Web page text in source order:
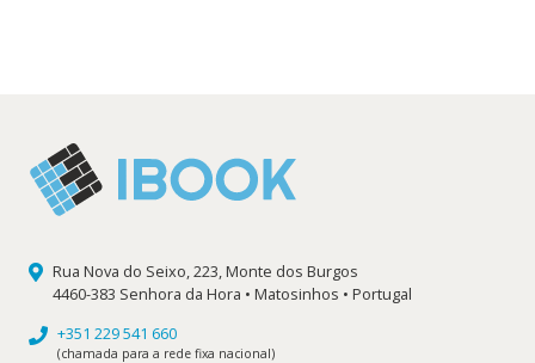
Rua Nova do Seixo, 223, Monte dos Burgos
4460-383 Senhora da Hora • Matosinhos • Portugal
+351 229 541 660
(chamada para a rede fixa nacional)